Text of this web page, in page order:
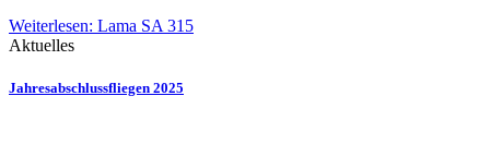
Weiterlesen: Lama SA 315
Aktuelles
Jahresabschlussfliegen 2025